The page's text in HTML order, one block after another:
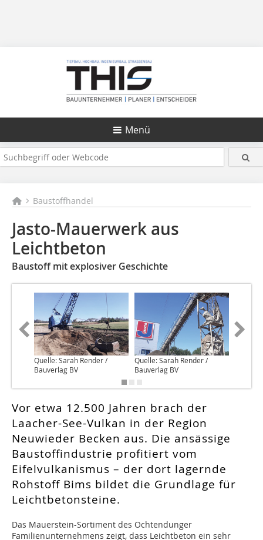
Menü
Baustoffhandel
Jasto-Mauerwerk aus
Leichtbeton
Baustoff mit explosiver Geschichte
Quelle: Sarah Render /
Bauverlag BV
Quelle: Sarah Render /
Bauverlag BV
Vor etwa 12.500 Jahren brach der
Laacher-See-Vulkan in der Region
Neuwieder Becken aus. Die ansässige
Baustoffindustrie profitiert vom
Eifelvulkanismus – der dort lagernde
Rohstoff Bims bildet die Grundlage für
Leichtbetonsteine.
Das Mauerstein-Sortiment des Ochtendunger
Familienunternehmens zeigt, dass Leichtbeton ein sehr